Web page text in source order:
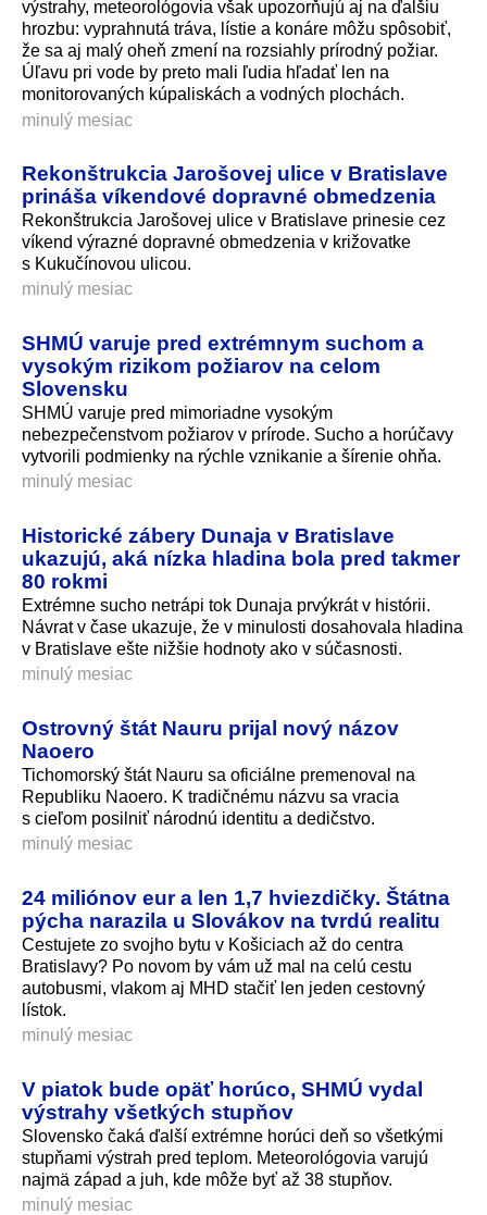
výstrahy, meteorológovia však upozorňujú aj na ďalšiu
hrozbu: vyprahnutá tráva, lístie a konáre môžu spôsobiť,
že sa aj malý oheň zmení na rozsiahly prírodný požiar.
Úľavu pri vode by preto mali ľudia hľadať len na
monitorovaných kúpaliskách a vodných plochách.
minulý mesiac
Rekonštrukcia Jarošovej ulice v Bratislave
prináša víkendové dopravné obmedzenia
Rekonštrukcia Jarošovej ulice v Bratislave prinesie cez
víkend výrazné dopravné obmedzenia v križovatke
s Kukučínovou ulicou.
minulý mesiac
SHMÚ varuje pred extrémnym suchom a
vysokým rizikom požiarov na celom
Slovensku
SHMÚ varuje pred mimoriadne vysokým
nebezpečenstvom požiarov v prírode. Sucho a horúčavy
vytvorili podmienky na rýchle vznikanie a šírenie ohňa.
minulý mesiac
Historické zábery Dunaja v Bratislave
ukazujú, aká nízka hladina bola pred takmer
80 rokmi
Extrémne sucho netrápi tok Dunaja prvýkrát v histórii.
Návrat v čase ukazuje, že v minulosti dosahovala hladina
v Bratislave ešte nižšie hodnoty ako v súčasnosti.
minulý mesiac
Ostrovný štát Nauru prijal nový názov
Naoero
Tichomorský štát Nauru sa oficiálne premenoval na
Republiku Naoero. K tradičnému názvu sa vracia
s cieľom posilniť národnú identitu a dedičstvo.
minulý mesiac
24 miliónov eur a len 1,7 hviezdičky. Štátna
pýcha narazila u Slovákov na tvrdú realitu
Cestujete zo svojho bytu v Košiciach až do centra
Bratislavy? Po novom by vám už mal na celú cestu
autobusmi, vlakom aj MHD stačiť len jeden cestovný
lístok.
minulý mesiac
V piatok bude opäť horúco, SHMÚ vydal
výstrahy všetkých stupňov
Slovensko čaká ďalší extrémne horúci deň so všetkými
stupňami výstrah pred teplom. Meteorológovia varujú
najmä západ a juh, kde môže byť až 38 stupňov.
minulý mesiac